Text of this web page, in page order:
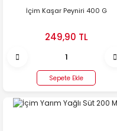
İçim Kaşar Peyniri 400 G
249,90 TL
Sepete Ekle